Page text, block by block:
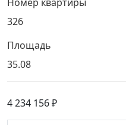
326
Площадь
35.08
4 234 156 ₽